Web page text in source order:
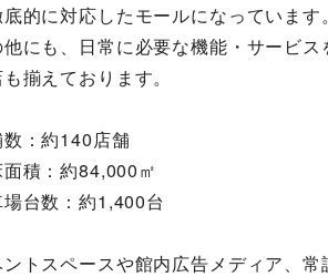
的に対応したモールになっています。
他にも、日常に必要な機能・サービ
揃えております。
数：約140店舗
積：約84,000㎡
台数：約1,400台
トスペースや館内広告メディア、常